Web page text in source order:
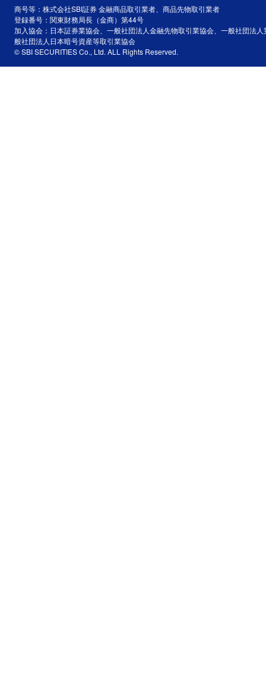
商号等：株式会社SBI証券 金融商品取引業者、商品先物取引業者
登録番号：関東財務局長（金商）第44号
加入協会：日本証券業協会、一般社団法人金融先物取引業協会、一般社団法
般社団法人日本暗号資産等取引業協会
© SBI SECURITIES Co., Ltd. ALL Rights Reserved.